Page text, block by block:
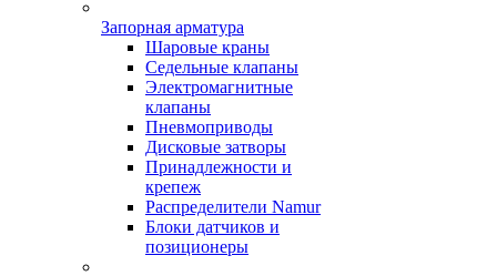
Запорная арматура
Шаровые краны
Седельные клапаны
Электромагнитные
клапаны
Пневмоприводы
Дисковые затворы
Принадлежности и
крепеж
Распределители Namur
Блоки датчиков и
позиционеры